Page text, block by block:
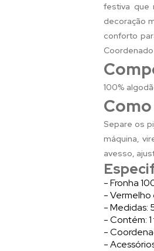
festiva que
decoração
conforto
100%
Separe os
máquina,
avesso,
- Fronha
- Vermelho
- Medidas:
- Contém:
-
-